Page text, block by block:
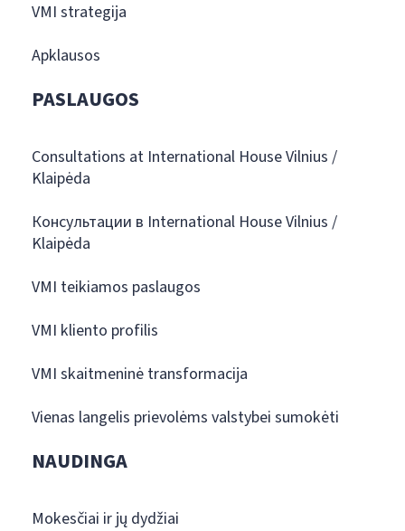
VMI strategija
Apklausos
PASLAUGOS
Consultations at International House Vilnius /
Klaipėda
Консультации в International House Vilnius /
Klaipėda
VMI teikiamos paslaugos
VMI kliento profilis
VMI skaitmeninė transformacija
Vienas langelis prievolėms valstybei sumokėti
NAUDINGA
Mokesčiai ir jų dydžiai